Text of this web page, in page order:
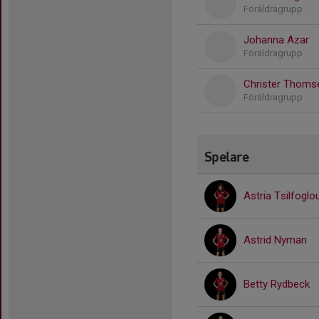
Föräldragrupp
Johanna Azar
Föräldragrupp
Christer
Föräldragrupp
Spelare
Astria
Astrid Nyman
Betty Rydbeck